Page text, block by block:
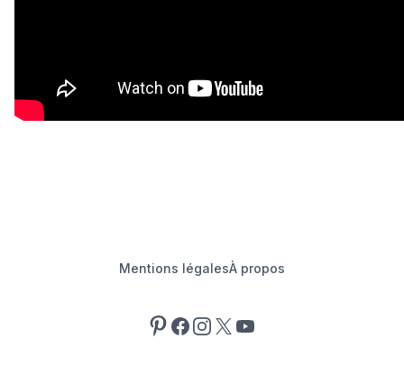
Mentions légalesÀ propos
Pinterest
Facebook
Instagram
X YouTube